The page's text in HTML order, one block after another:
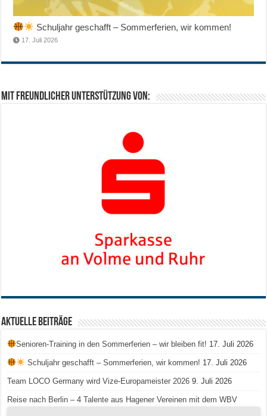
Schuljahr geschafft – Sommerferien, wir kommen!
17. Juli 2026
Mit freundlicher Unterstützung von:
Aktuelle Beiträge
Senioren-Training in den Sommerferien – wir bleiben fit! 17. Juli 2026
Schuljahr geschafft – Sommerferien, wir kommen! 17. Juli 2026
Team LOCO Germany wird Vize-Europameister 2026 9. Juli 2026
Reise nach Berlin – 4 Talente aus Hagener Vereinen mit dem WBV